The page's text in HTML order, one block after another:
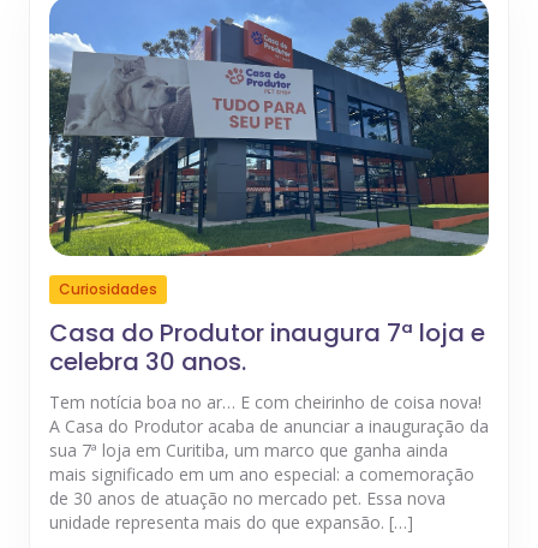
Curiosidades
Casa do Produtor inaugura 7ª loja e
celebra 30 anos.
Tem notícia boa no ar… E com cheirinho de coisa nova!
A Casa do Produtor acaba de anunciar a inauguração da
sua 7ª loja em Curitiba, um marco que ganha ainda
mais significado em um ano especial: a comemoração
de 30 anos de atuação no mercado pet. Essa nova
unidade representa mais do que expansão. […]